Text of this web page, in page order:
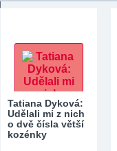
Tatiana Dyková:
Udělali mi z nich
o dvě čísla větší
kozénky